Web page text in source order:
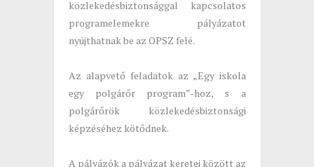
közlekedésbiztonsággal kapcsolatos
programelemekre pályázatot
nyújthatnak be az OPSZ felé.
Az alapvető feladatok az „Egy iskola
egy polgárőr program”-hoz, s a
polgárőrök közlekedésbiztonsági
képzéséhez kötődnek.
A pályázók a pályázat keretei között az